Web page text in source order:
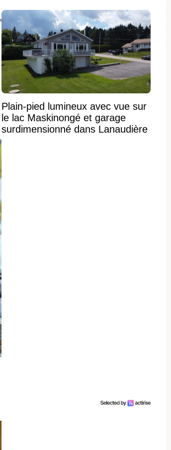
Plain-pied lumineux avec vue sur
le lac Maskinongé et garage
surdimensionné dans Lanaudière